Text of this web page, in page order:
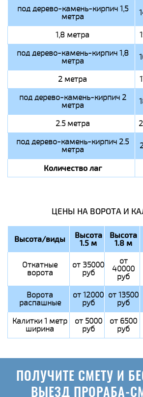
под дерево-камень-кирпич 1,5
метра
1,8 метра
под дерево-камень-кирпич 1,8
метра
2 метра
под дерево-камень-кирпич 2
метра
2.5 метра
под дерево-камень-кирпич 2.5
метра
Количество лаг
ЦЕНЫ НА ВОРОТА И
Высота/виды Высота
1.5 м
Высота
1.8 м
Откатные
ворота
от 35000
руб
от
40000
руб
Ворота
распашные
от 12000
руб
от 13500
руб
Калитки 1 метр
ширина
от 5000
руб
от 6500
руб
ПОЛУЧИТЕ СМЕТУ И
ВЫЕЗД ПРОРАБА-